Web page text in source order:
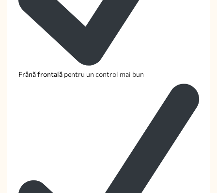
Frână frontală pentru un control mai bun